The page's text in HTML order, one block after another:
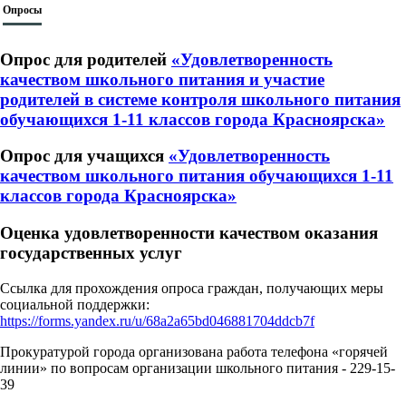
Опросы
Опрос для родителей «Удовлетворенность
качеством школьного питания и участие
родителей в системе контроля школьного питания
обучающихся 1-11 классов города Красноярска»
Опрос для учащихся «Удовлетворенность
качеством школьного питания обучающихся 1-11
классов города Красноярска»
Оценка удовлетворенности качеством оказания
государственных услуг
Ссылка для прохождения опроса граждан, получающих меры
социальной поддержки:
https://forms.yandex.ru/u/68a2a65bd046881704ddcb7f
Прокуратурой города организована работа телефона «горячей
линии» по вопросам организации школьного питания - 229-15-
39